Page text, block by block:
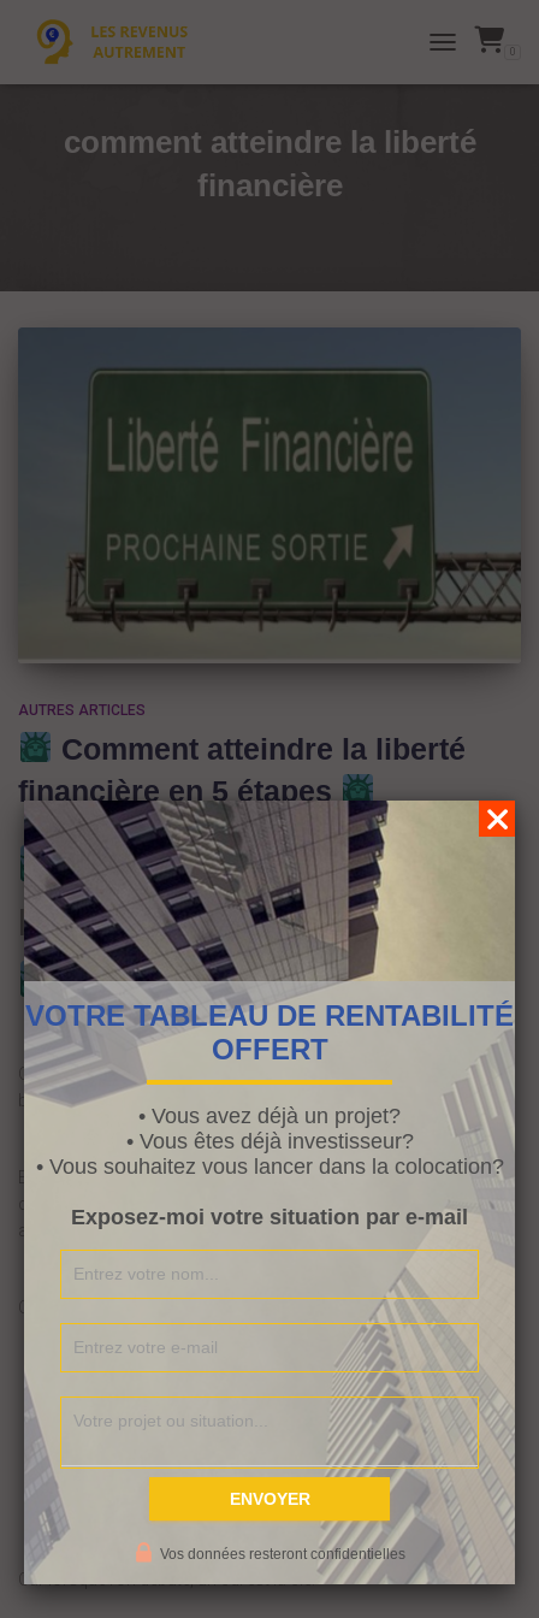
TOGGLE 0
comment atteindre la liberté
financière
AUTRES ARTICLES
Comment atteindre la liberté
financière en 5 étapes
Comment atteindre la
liberté financière en 5 étapes
On me demande souvent, si tu ne possédais rien (ni immobilier, ni
blog etc…) comment ferais-tu et quel serait ton parcours.
Effectivement il y a des petites choses que je changerais (bien que
ces petites choses mises de bout à bout) m’aient permis d’en être
au résultat d’aujourd’hui.
Je trouverais un CDI
rapidement
VOTRE TABLEAU DE RENTABILITÉ
OFFERT
• Vous avez déjà un projet?
• Vous êtes déjà investisseur?
• Vous souhaitez vous lancer dans la colocation?
Exposez-moi votre situation par e-mail
Vos données resteront confidentielles